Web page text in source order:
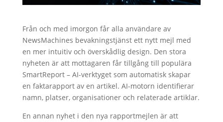
Från och med imorgon får alla användare av
NewsMachines bevakningstjänst ett nytt mejl med
en mer intuitiv och överskådlig design. Den stora
nyheten är att mottagaren får tillgång till populära
SmartReport – AI-verktyget som automatisk skapar
en faktarapport av en artikel. AI-motorn identifierar
namn, platser, organisationer och relaterade artiklar.
En annan nyhet i den nya rapportmejlen är att